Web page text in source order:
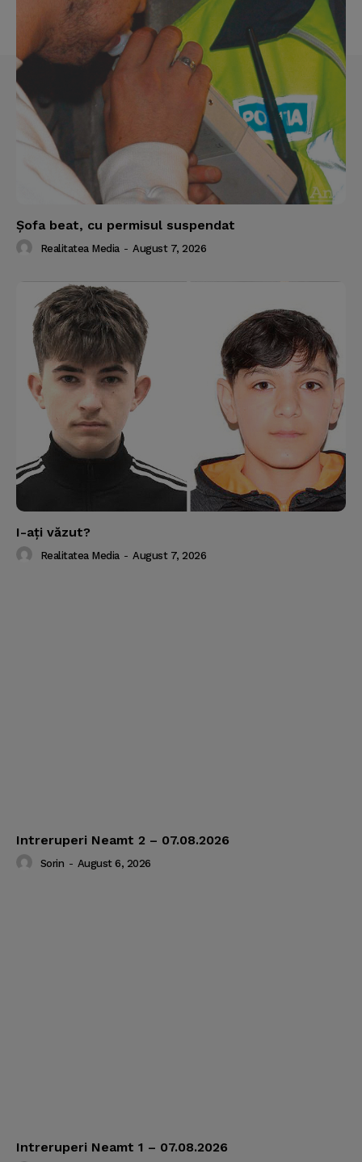
Şofa beat, cu permisul suspendat
Realitatea Media - August 7, 2026
I-aţi văzut?
Realitatea Media - August 7, 2026
Intreruperi Neamt 2 – 07.08.2026
Sorin - August 6, 2026
Intreruperi Neamt 1 – 07.08.2026